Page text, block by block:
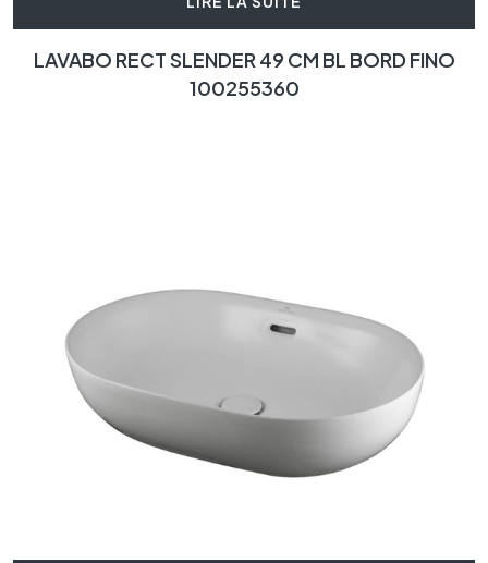
LAVABO RECT SLENDER 49 CM BL BORD FINO
100255360